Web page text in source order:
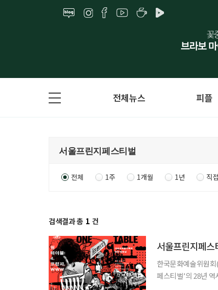
전체뉴스 피플
전체 1주 1개월 1년 직
검색결과 총 1 건
서울프린지페스
한국문화예술위원
페스티벌’의 28년 역사를 조명